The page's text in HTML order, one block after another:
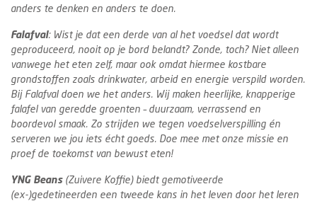
anders te denken en anders te doen.
Falafval: Wist je dat een derde van al het voedsel dat wordt
geproduceerd, nooit op je bord belandt? Zonde, toch? Niet alleen
vanwege het eten zelf, maar ook omdat hiermee kostbare
grondstoffen zoals drinkwater, arbeid en energie verspild worden.
Bij Falafval doen we het anders. Wij maken heerlijke, knapperige
falafel van geredde groenten – duurzaam, verrassend en
boordevol smaak. Zo strijden we tegen voedselverspilling én
serveren we jou iets écht goeds. Doe mee met onze missie en
proef de toekomst van bewust eten!
YNG Beans(Zuivere Koffie) biedt gemotiveerde
(ex-)gedetineerden een tweede kans in het leven door het leren